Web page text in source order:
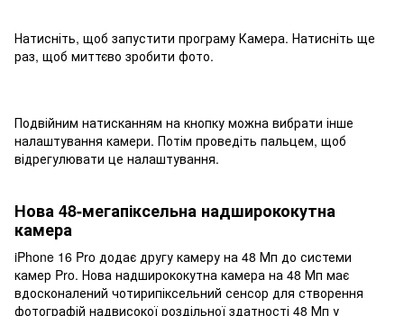
Натисніть, щоб запустити програму Камера. Натисніть ще
раз, щоб миттєво зробити фото.
Подвійним натисканням на кнопку можна вибрати інше
налаштування камери. Потім проведіть пальцем, щоб
відрегулювати це налаштування.
Нова 48-мегапіксельна надширококутна
камера
iPhone 16 Pro додає другу камеру на 48 Мп до системи
камер Pro. Нова надширококутна камера на 48 Мп має
вдосконалений чотирипіксельний сенсор для створення
фотографій надвисокої роздільної здатності 48 Мп у